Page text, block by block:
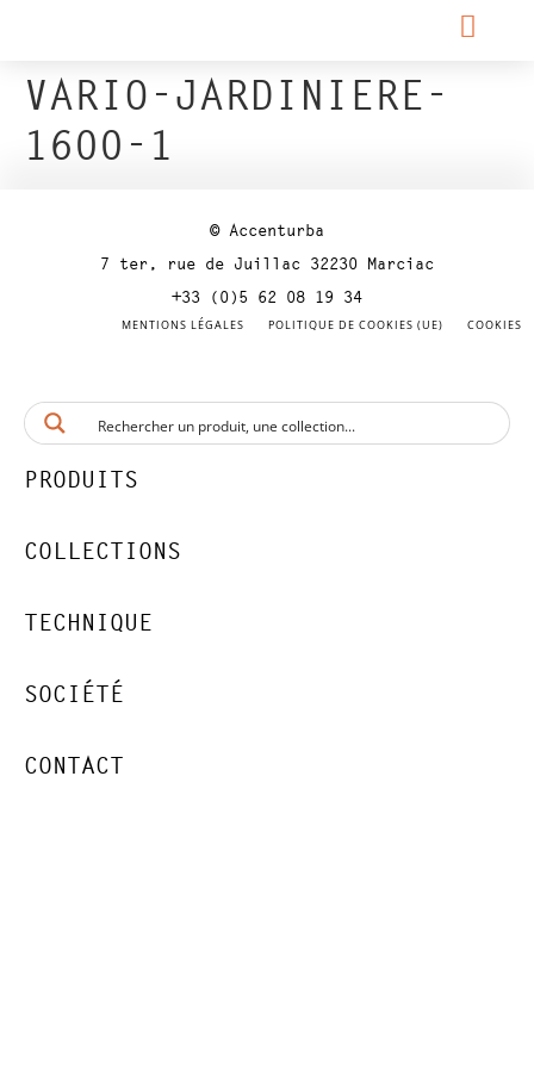
VARIO-JARDINIERE-
1600-1
© Accenturba
7 ter, rue de Juillac 32230 Marciac
+33 (0)5 62 08 19 34
MENTIONS LÉGALES POLITIQUE DE COOKIES (UE) COOKIES
PRODUITS
COLLECTIONS
TECHNIQUE
SOCIÉTÉ
CONTACT